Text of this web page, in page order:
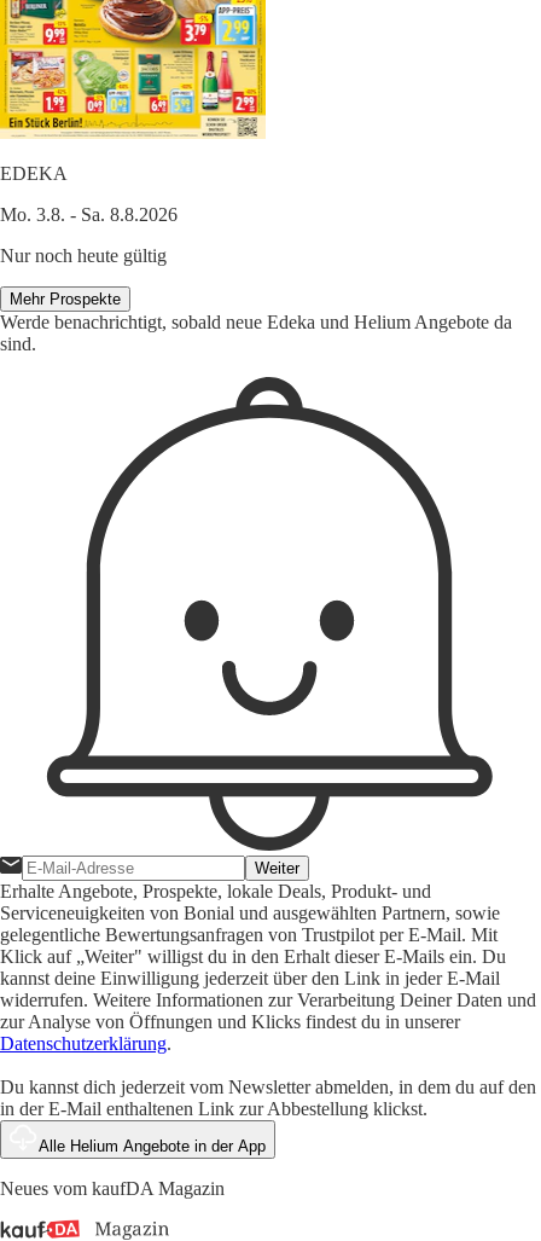
EDEKA
Mo. 3.8. - Sa. 8.8.2026
Nur noch heute gültig
Mehr Prospekte
Werde benachrichtigt, sobald neue Edeka und Helium Angebote da
sind.
Weiter
Erhalte Angebote, Prospekte, lokale Deals, Produkt- und
Serviceneuigkeiten von Bonial und ausgewählten Partnern, sowie
gelegentliche Bewertungsanfragen von Trustpilot per E-Mail. Mit
Klick auf „Weiter" willigst du in den Erhalt dieser E-Mails ein. Du
kannst deine Einwilligung jederzeit über den Link in jeder E-Mail
widerrufen. Weitere Informationen zur Verarbeitung Deiner Daten und
zur Analyse von Öffnungen und Klicks findest du in unserer
Datenschutzerklärung.
Du kannst dich jederzeit vom Newsletter abmelden, in dem du auf den
in der E-Mail enthaltenen Link zur Abbestellung klickst.
Alle Helium Angebote in der App
Neues vom kaufDA Magazin